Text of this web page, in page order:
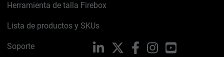
Herramienta de talla Firebox
Lista de productos y SKUs
Soporte LinkedIn FacebookInstagram